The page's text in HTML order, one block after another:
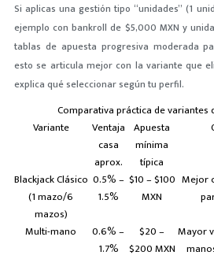
Si aplicas una gestión tipo “unidades” (1
ejemplo con bankroll de $5,000 MXN y
tablas de apuesta progresiva moderada
esto se articula mejor con la variante que
explica qué seleccionar según tu perfil.
Comparativa práctica de variantes
Variante
Ventaja
casa
aprox.
Apuesta
mínima
típica
Blackjack Clásico
(1 mazo/6
mazos)
0.5% –
1.5%
$10 – $100
MXN
Mejor
Multi-mano
0.6% –
1.7%
$20 –
$200 MXN
Mayor